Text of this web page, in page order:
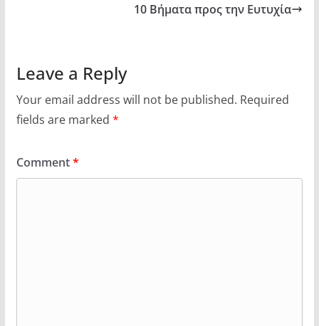
10 Βήματα προς την Ευτυχία
Leave a Reply
Your email address will not be published. Required
fields are marked *
Comment*